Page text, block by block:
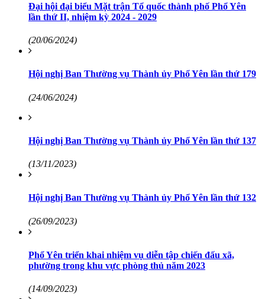
Đại hội đại biểu Mặt trận Tổ quốc thành phố Phổ Yên
lần thứ II, nhiệm kỳ 2024 - 2029
(20/06/2024)
Hội nghị Ban Thường vụ Thành ủy Phổ Yên lần thứ 179
(24/06/2024)
Hội nghị Ban Thường vụ Thành ủy Phổ Yên lần thứ 137
(13/11/2023)
Hội nghị Ban Thường vụ Thành ủy Phổ Yên lần thứ 132
(26/09/2023)
Phổ Yên triển khai nhiệm vụ diễn tập chiến đấu xã,
phường trong khu vực phòng thủ năm 2023
(14/09/2023)